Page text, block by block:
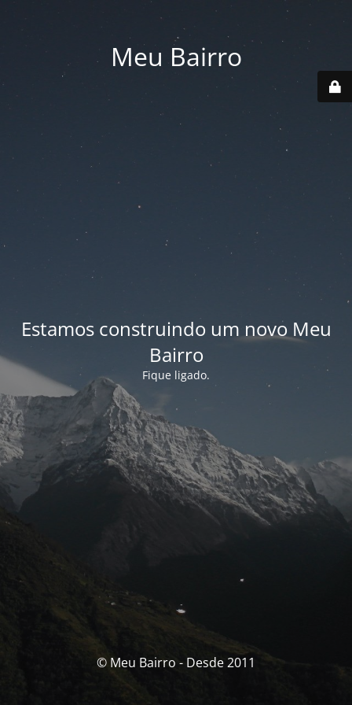
Meu Bairro
Estamos construindo um novo Meu
Bairro
Fique ligado.
© Meu Bairro - Desde 2011